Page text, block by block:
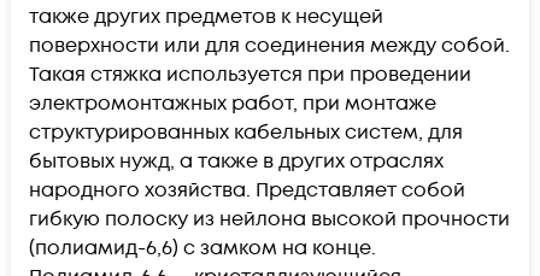
также других предметов к несущей
поверхности или для соединения между собой.
Такая стяжка используется при проведении
электромонтажных работ, при монтаже
структурированных кабельных систем, для
бытовых нужд, а также в других отраслях
народного хозяйства. Представляет собой
гибкую полоску из нейлона высокой прочности
(полиамид-6,6) с замком на конце.